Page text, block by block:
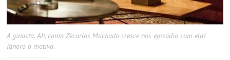
A ginasta. Ah, como Zécarlos Machado cresce nos episódio com ela!
Ignoro o motivo.